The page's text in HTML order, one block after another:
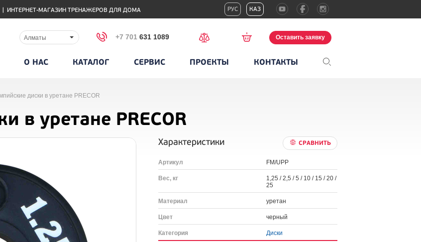
ИНТЕРНЕТ-МАГАЗИН ТРЕНАЖЕРОВ ДЛЯ ДОМА РУС КАЗ
Алматы +7 701 631 1089 Оставить заявку
О НАС КАТАЛОГ СЕРВИС ПРОЕКТЫ КОНТАКТЫ
диски в уретане PRECOR
в уретане PRECOR
Характеристики СРАВНИТЬ
Артикул FM/UPP
Вес, кг
1,25 / 2,5 / 5 / 10 / 15 / 20 /
25
Материал уретан
Цвет черный
Категория Диски